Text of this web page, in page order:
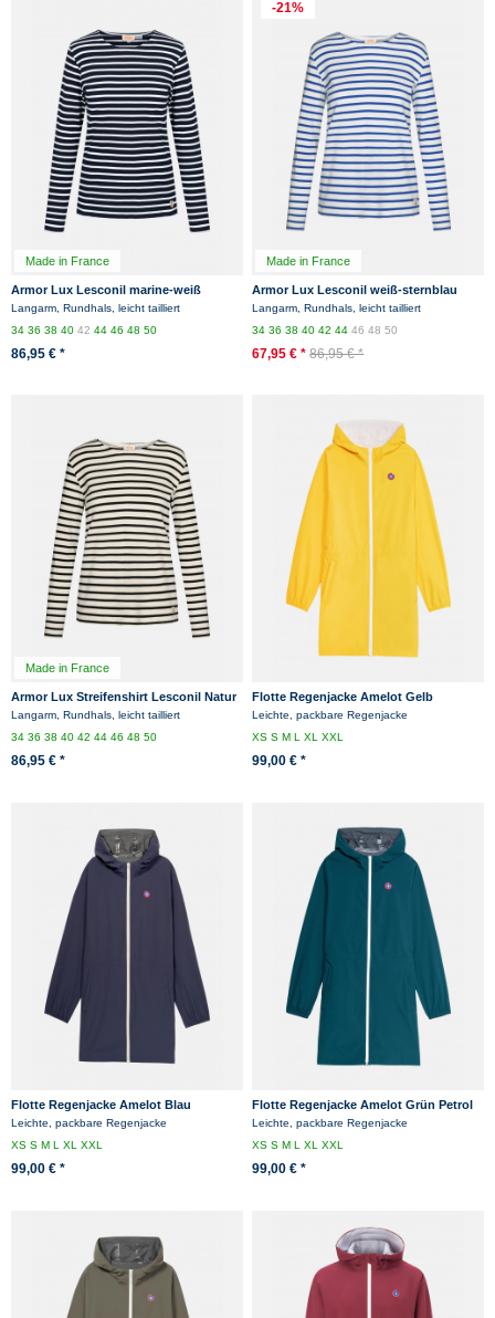
Made in France
Armor Lux Lesconil marine-weiß
Damen Streifenshirt
Langarm, Rundhals, leicht tailliert
343638404244464850
86,95 € *
-21%
Made in France
Armor Lux Lesconil weiß-sternblau
Damen Streifenshirt
Langarm, Rundhals, leicht tailliert
343638404244464850
67,95 € * 86,95 € *
Made in France
Armor Lux Streifenshirt Lesconil Natur
Dunkelblau Gestreift Damen Mariniere
Langarm, Rundhals, leicht tailliert
343638404244464850
86,95 € *
Flotte Regenjacke Amelot Gelb
Friesennerz
Leichte, packbare Regenjacke
XSS M LXLXXL
99,00 € *
Flotte Regenjacke Amelot Blau
Friesennerz
Leichte, packbare Regenjacke
XSSMLXLXXL
99,00 € *
Flotte Regenjacke Amelot Grün Petrol
Sapin
Leichte, packbare Regenjacke
XSSMLXLXXL
99,00 € *